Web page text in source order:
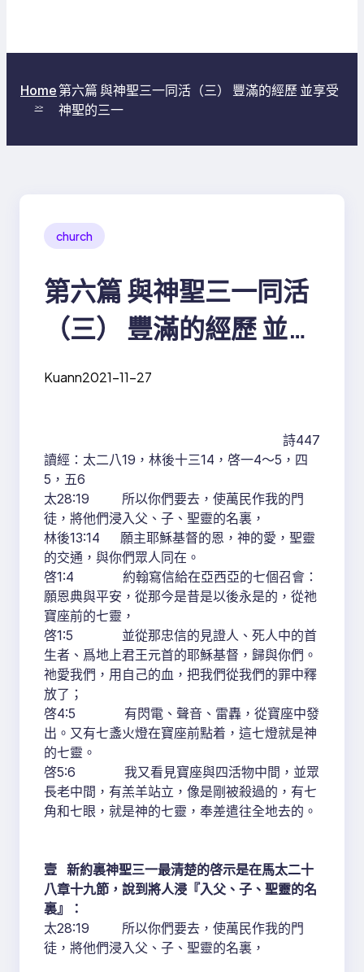
Home
>>
第六篇 與神聖三一同活（三） 豐滿的經歷 並享受
神聖的三一
church
第六篇 與神聖三一同活
（三） 豐滿的經歷 並享
受神聖的三一
Kuann2021-11-27
詩447
讀經：太二八19，林後十三14，啓一4～5，四
5，五6
太28:19 所以你們要去，使萬民作我的門
徒，將他們浸入父、子、聖靈的名裏，
林後13:14 願主耶穌基督的恩，神的愛，聖靈
的交通，與你們眾人同在。
啓1:4 約翰寫信給在亞西亞的七個召會：
願恩典與平安，從那今是昔是以後永是的，從祂
寶座前的七靈，
啓1:5 並從那忠信的見證人、死人中的首
生者、爲地上君王元首的耶穌基督，歸與你們。
祂愛我們，用自己的血，把我們從我們的罪中釋
放了；
啓4:5 有閃電、聲音、雷轟，從寶座中發
出。又有七盞火燈在寶座前點着，這七燈就是神
的七靈。
啓5:6 我又看見寶座與四活物中間，並眾
長老中間，有羔羊站立，像是剛被殺過的，有七
角和七眼，就是神的七靈，奉差遣往全地去的。
壹 新約裏神聖三一最清楚的啓示是在馬太二十
八章十九節，說到將人浸『入父、子、聖靈的名
裏』：
太28:19 所以你們要去，使萬民作我的門
徒，將他們浸入父、子、聖靈的名裏，